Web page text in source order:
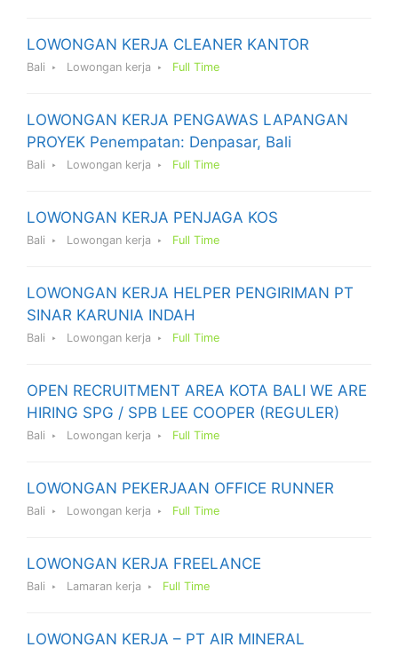
LOWONGAN KERJA CLEANER KANTOR
Bali Lowongan kerja Full Time
LOWONGAN KERJA PENGAWAS LAPANGAN
PROYEK Penempatan: Denpasar, Bali
Bali Lowongan kerja Full Time
LOWONGAN KERJA PENJAGA KOS
Bali Lowongan kerja Full Time
LOWONGAN KERJA HELPER PENGIRIMAN PT
SINAR KARUNIA INDAH
Bali Lowongan kerja Full Time
OPEN RECRUITMENT AREA KOTA BALI WE ARE
HIRING SPG / SPB LEE COOPER (REGULER)
Bali Lowongan kerja Full Time
LOWONGAN PEKERJAAN OFFICE RUNNER
Bali Lowongan kerja Full Time
LOWONGAN KERJA FREELANCE
Bali Lamaran kerja Full Time
LOWONGAN KERJA – PT AIR MINERAL